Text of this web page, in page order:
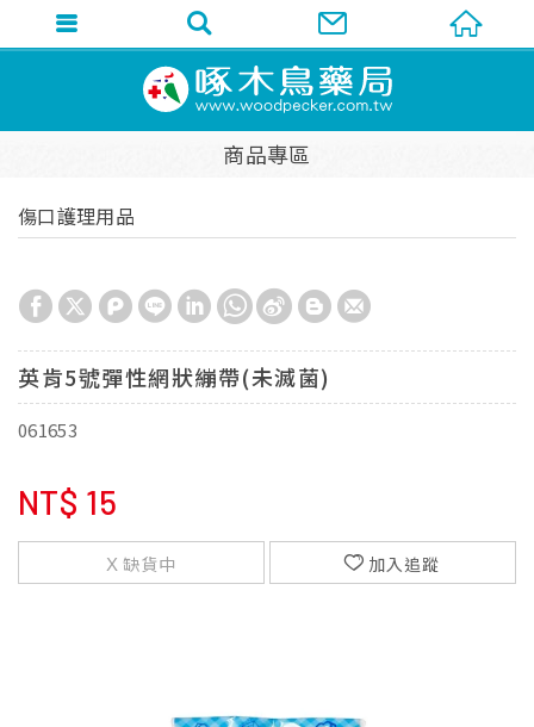
商品專區
傷口護理用品
英肯5號彈性網狀繃帶(未滅菌)
061653
NT$ 15
缺貨中 加入追蹤